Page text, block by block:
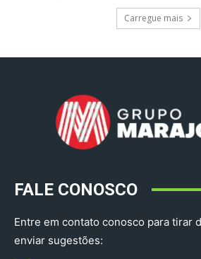
Carregue mais
FALE CONOSCO
Entre em contato conosco para tirar
enviar sugestões: